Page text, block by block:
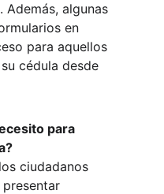
algunas
en
para aquellos
cédula desde
para
ciudadanos